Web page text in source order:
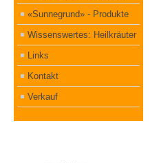
«Sunnegrund» - Produkte
Wissenswertes: Heilkräuter
Links
Kontakt
Verkauf